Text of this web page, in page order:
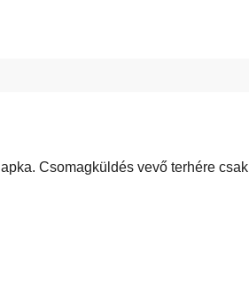
Csomagküldés vevő terhére csak